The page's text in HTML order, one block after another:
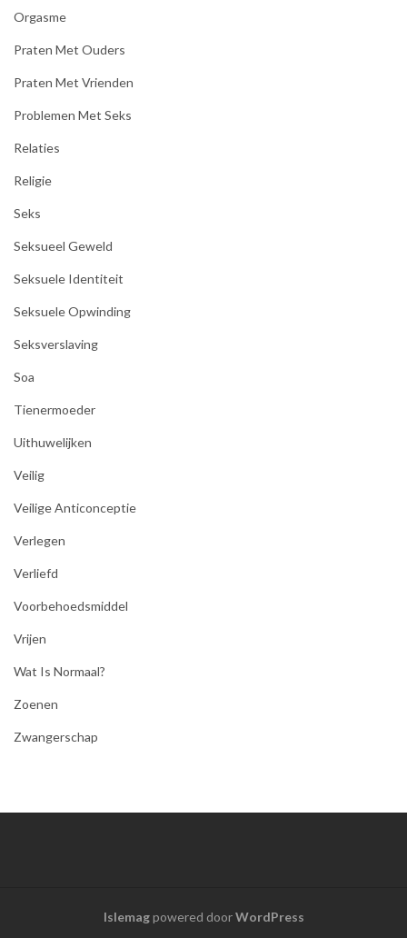
Orgasme
Praten Met Ouders
Praten Met Vrienden
Problemen Met Seks
Relaties
Religie
Seks
Seksueel Geweld
Seksuele Identiteit
Seksuele Opwinding
Seksverslaving
Soa
Tienermoeder
Uithuwelijken
Veilig
Veilige Anticonceptie
Verlegen
Verliefd
Voorbehoedsmiddel
Vrijen
Wat Is Normaal?
Zoenen
Zwangerschap
Islemagpowered doorWordPress